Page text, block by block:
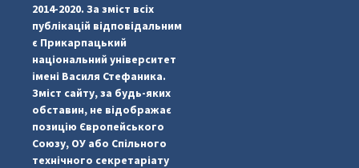
#PipIvanToday
2014-2020. За зміст всіх
публікацій відповідальним
є Прикарпацький
національний університет
імені Василя Стефаника.
Зміст сайту, за будь-яких
обставин, не відображає
позицію Європейського
Союзу, ОУ або Спільного
технічного секретаріату